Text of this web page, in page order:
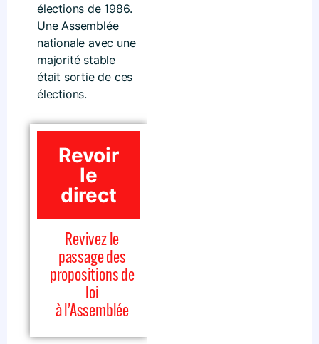
élections de 1986.
Une Assemblée
nationale avec une
majorité stable
était sortie de ces
élections.
Revoir
le
direct
Revivez le
passage des
propositions de
loi
à l’Assemblée